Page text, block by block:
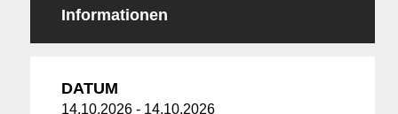
Informationen
DATUM
14.10.2026 - 14.10.2026